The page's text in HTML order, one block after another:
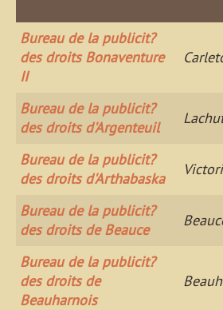
Bureau de la publicit?
des droits Bonaventure
II
Bureau de la publicit?
des droits d'Argenteuil
Bureau de la publicit?
des droits d'Arthabaska
Bureau de la publicit?
des droits de Beauce
Bureau de la publicit?
des droits de
Beauharnois